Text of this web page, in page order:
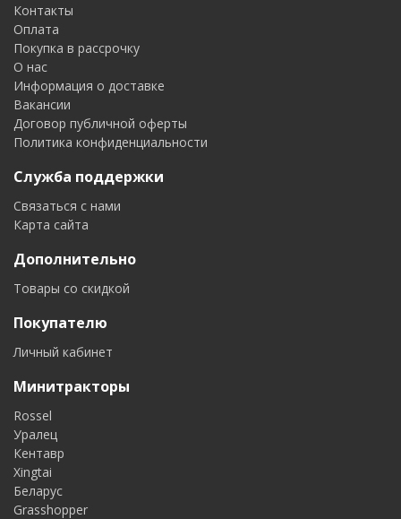
Контакты
Оплата
Покупка в рассрочку
О нас
Информация о доставке
Вакансии
Договор публичной оферты
Политика конфиденциальности
Служба поддержки
Связаться с нами
Карта сайта
Дополнительно
Товары со скидкой
Покупателю
Личный кабинет
Минитракторы
Rossel
Уралец
Кентавр
Xingtai
Беларус
Grasshopper